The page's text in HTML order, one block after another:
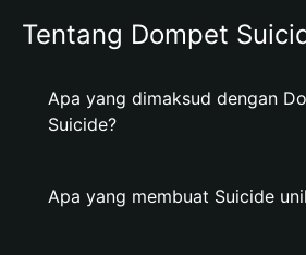
Tentang Dompet
Apa yang dimaksud dengan
Suicide?
Apa yang membuat Suicide